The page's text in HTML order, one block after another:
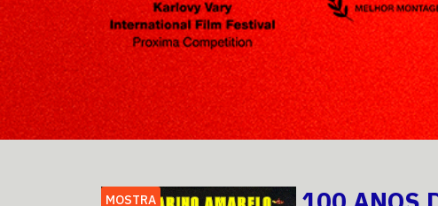
MOSTRA